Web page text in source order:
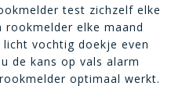
test zichzelf elke
rookmelder elke maand
vochtig doekje even
de kans op vals alarm
optimaal werkt.